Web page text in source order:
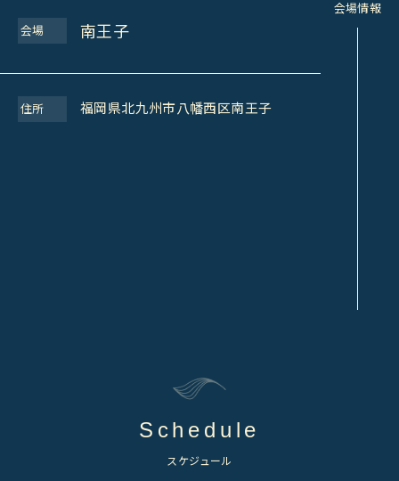
会場 南王子
住所 福岡県北九州市八幡西区南王子
会場情報
Schedule
スケジュール